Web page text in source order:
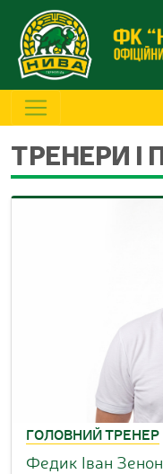
ТРЕНЕРИ І
ГОЛОВНИЙ ТРЕНЕР
Федик Іван